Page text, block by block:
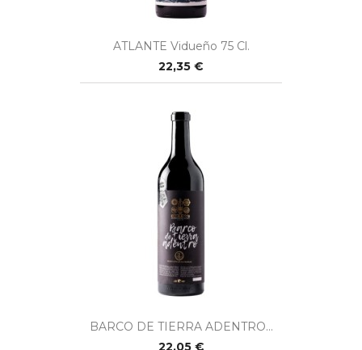
ATLANTE Vidueño 75 Cl.
22,35 €
BARCO DE TIERRA ADENTRO...
22,05 €